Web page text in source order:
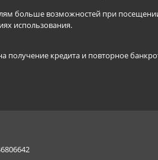
больше возможностей при
использования.
получение кредита и повторное